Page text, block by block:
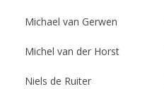
Michael van Gerwen
Michel van der Horst
Niels de Ruiter